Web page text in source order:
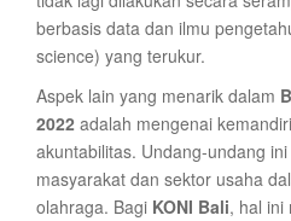
berbasis data dan ilmu
science) yang terukur.
Aspek lain yang menarik dalam
2022 adalah mengenai
akuntabilitas. Undang-undang
masyarakat dan sektor usaha
olahraga. Bagi KONI Bali, hal ini